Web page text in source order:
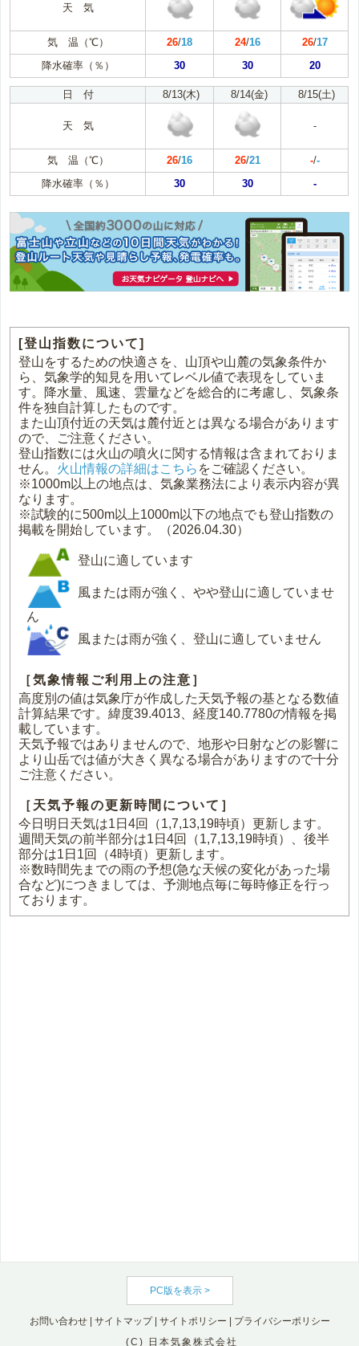
天 気
気 温（℃） 26/18 24/16 26/17
降水確率（％）
30 30 20
日 付 8/13(木) 8/14(金) 8/15(土)
天 気 -
気 温（℃） 26/16 26/21 -/-
降水確率（％）
30 30 -
[登山指数について]
登山をするための快適さを、山頂や山麓の気象条件か
ら、気象学的知見を用いてレベル値で表現をしていま
す。降水量、風速、雲量などを総合的に考慮し、気象条
件を独自計算したものです。
また山頂付近の天気は麓付近とは異なる場合があります
ので、ご注意ください。
登山指数には火山の噴火に関する情報は含まれておりま
せん。 火山情報の詳細はこちら をご確認ください。
※1000m以上の地点は、気象業務法により表示内容が異
なります。
※試験的に500m以上1000m以下の地点でも登山指数の
掲載を開始しています。（2026.04.30）
登山に適しています
風または雨が強く、やや登山に適していませ
ん
風または雨が強く、登山に適していません
［気象情報ご利用上の注意］
高度別の値は気象庁が作成した天気予報の基となる数値
計算結果です。緯度39.4013、経度140.7780の情報を掲
載しています。
天気予報ではありませんので、地形や日射などの影響に
より山岳では値が大きく異なる場合がありますので十分
ご注意ください。
［天気予報の更新時間について］
今日明日天気は1日4回（1,7,13,19時頃）更新します。
週間天気の前半部分は1日4回（1,7,13,19時頃）、後半
部分は1日1回（4時頃）更新します。
※数時間先までの雨の予想(急な天候の変化があった場
合など)につきましては、予測地点毎に毎時修正を行っ
ております。
PC版を表示 >
お問い合わせ| サイトマップ| サイトポリシー
プライバシーポリシー
(C) 日本気象株式会社